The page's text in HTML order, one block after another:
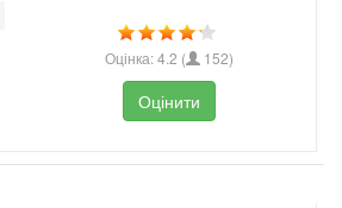
Оцінка:4.2 ( 152)
Оцінити